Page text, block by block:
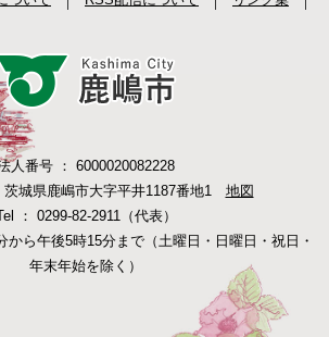
人番号 ： 6000020082228
城県鹿嶋市大字平井1187番地1 地図
： 0299-82-2911（代表）
から午後5時15分まで（土曜日・日曜日・祝日・
年末年始を除く）